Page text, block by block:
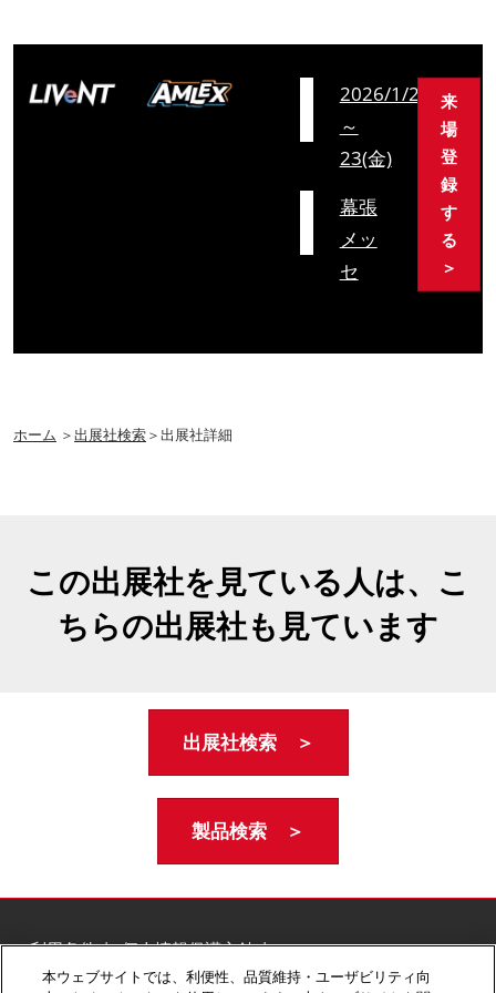
2026/1/21(水)
～
23(金)
幕張
メッ
セ
来
場
登
録
す
る
＞
ホーム ＞出展社検索＞出展社詳細
この出展社を見ている人は、こ
ちらの出展社も見ています
出展社検索 ＞
製品検索 ＞
ご利用条件
個人情報保護方針
個人情報に関する修正・利用停止など
本ウェブサイトでは、利便性、品質維持・ユーザビリティ向